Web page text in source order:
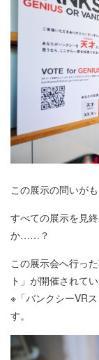
この展示の問いがも
すべての展示を見
か……？
この展示会へ行っ
ト」が開催されて
※「バンクシーVR
す。